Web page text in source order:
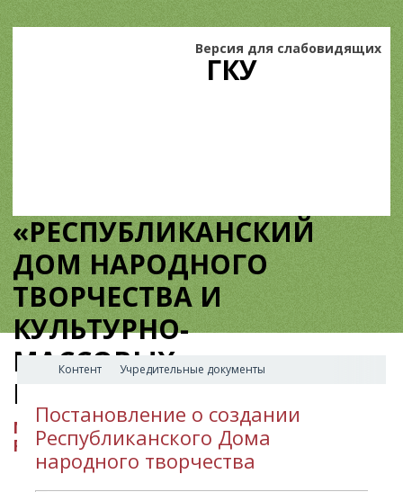
ГКУ
«РЕСПУБЛИКАНСКИЙ
ДОМ НАРОДНОГО
ТВОРЧЕСТВА И
КУЛЬТУРНО-
МАССОВЫХ
МЕРОПРИЯТИЙ»
МИНИСТЕРСТВО КУЛЬТУРЫ
РЕСПУБЛИКИ ИНГУШЕТИЯ
Версия для слабовидящих
Контент Учредительные документы
Постановление о создании
Республиканского Дома
народного творчества